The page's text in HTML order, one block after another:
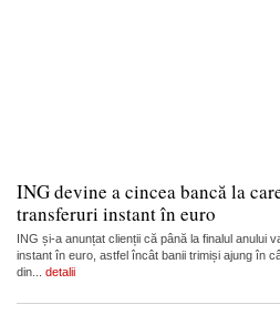
ING devine a cincea bancă la
transferuri instant în euro
ING și-a anunțat clienții că până la finalul anului
instant în euro, astfel încât banii trimiși ajung în
din... detalii